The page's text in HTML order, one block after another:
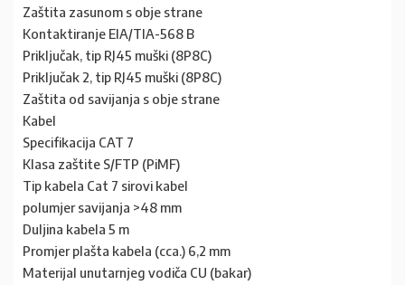
Zaštita zasunom s obje strane
Kontaktiranje EIA/TIA-568 B
Priključak, tip RJ45 muški (8P8C)
Priključak 2, tip RJ45 muški (8P8C)
Zaštita od savijanja s obje strane
Kabel
Specifikacija CAT 7
Klasa zaštite S/FTP (PiMF)
Tip kabela Cat 7 sirovi kabel
polumjer savijanja >48 mm
Duljina kabela 5 m
Promjer plašta kabela (cca.) 6,2 mm
Materijal unutarnjeg vodiča CU (bakar)